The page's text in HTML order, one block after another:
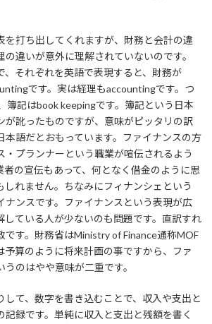
を打ち出してくれますが、財務と会計の違
違いが意外に理解されていないのです。
、それぞれを英語で表現すると、財務が
です。実は経理もaccountingです。つ
簿記はbook keepingです。簿記という日本
が訛ったものですが、意味がピッタリの訳
本語だとおもっています。ファイナンスの方
・プランナーという職業が喧伝されるよう
者の宣伝もあって、何となく借金のように思
しれません。ちなみにフィナンシェという
ナンスです。ファイナンスという表現が広
している人が少ないのも問題です。直訳すれ
です。財務省はMinistry of Finance通称MOF
予算のように将来計画の事ですから、ファ
のはやや意味が二重です。
して、数字を書き込むことで、収入や支出と
記録です。単純に収入と支出と残額を書く